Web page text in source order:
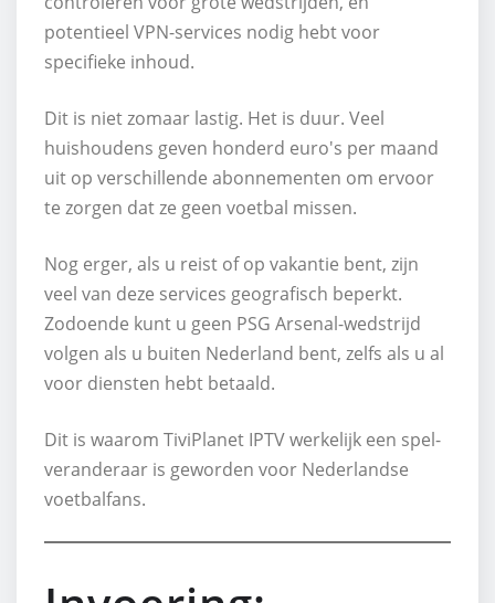
potentieel VPN-services nodig hebt voor
specifieke inhoud.
Dit is niet zomaar lastig. Het is duur. Veel
huishoudens geven honderd euro's per maand
uit op verschillende abonnementen om ervoor
te zorgen dat ze geen voetbal missen.
Nog erger, als u reist of op vakantie bent, zijn
veel van deze services geografisch beperkt.
Zodoende kunt u geen PSG Arsenal-wedstrijd
volgen als u buiten Nederland bent, zelfs als u al
voor diensten hebt betaald.
Dit is waarom TiviPlanet IPTV werkelijk een spel-
veranderaar is geworden voor Nederlandse
voetbalfans.